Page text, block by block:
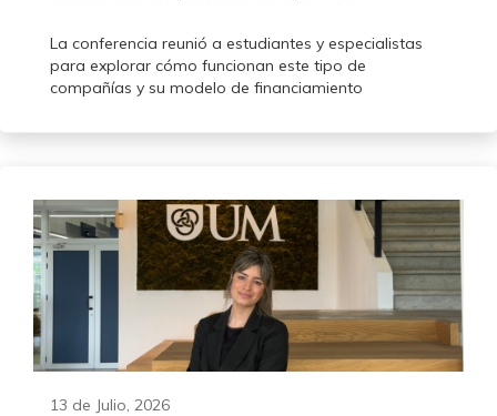
La conferencia reunió a estudiantes y especialistas
para explorar cómo funcionan este tipo de
compañías y su modelo de financiamiento
13 de Julio, 2026